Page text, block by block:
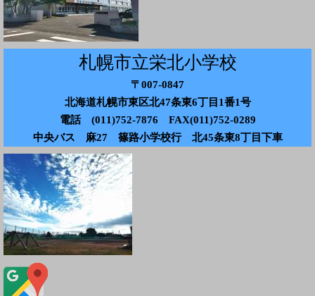
札幌市立栄北小学校
〒007-0847
北海道札幌市東区北47条東6丁目1番1号
電話 (011)752-7876 FAX(011)752-0289
中央バス 麻27 篠路小学校行 北45条東8丁目下車